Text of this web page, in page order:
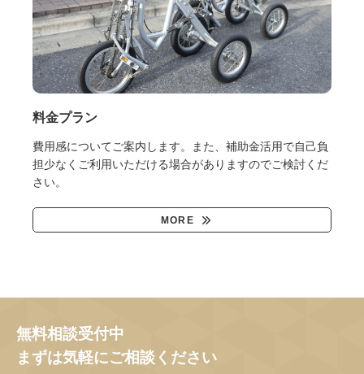
料金プラン
費用感についてご案内します。また、補助金活用で自己負
担少なくご利用いただける場合がありますのでご検討くだ
さい。
MORE
無料相談受付中
まずは気軽にご相談ください